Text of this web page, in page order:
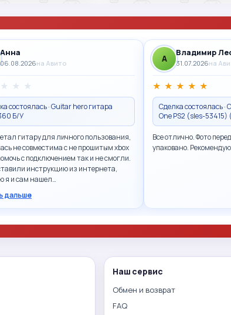
Анна
06.08.2026на Авито
★ ★ ★
состоялась · Guitar hero гитара
Б/У
гитару для личного пользования,
не совместима с не прошитым xbox
с подключением так и не смогли.
инструкцию из интернета,
я и сам нашел…
дальше
A
Владимир
31.07.2026на
★ ★ ★ ★ ★
Сделка состоялась ·
One PS2 (sles-53415)
Все отлично. Фото
упаковано. Рекомендую
Наш сервис
Обмен и возврат
FAQ